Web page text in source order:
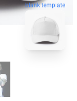
blank template